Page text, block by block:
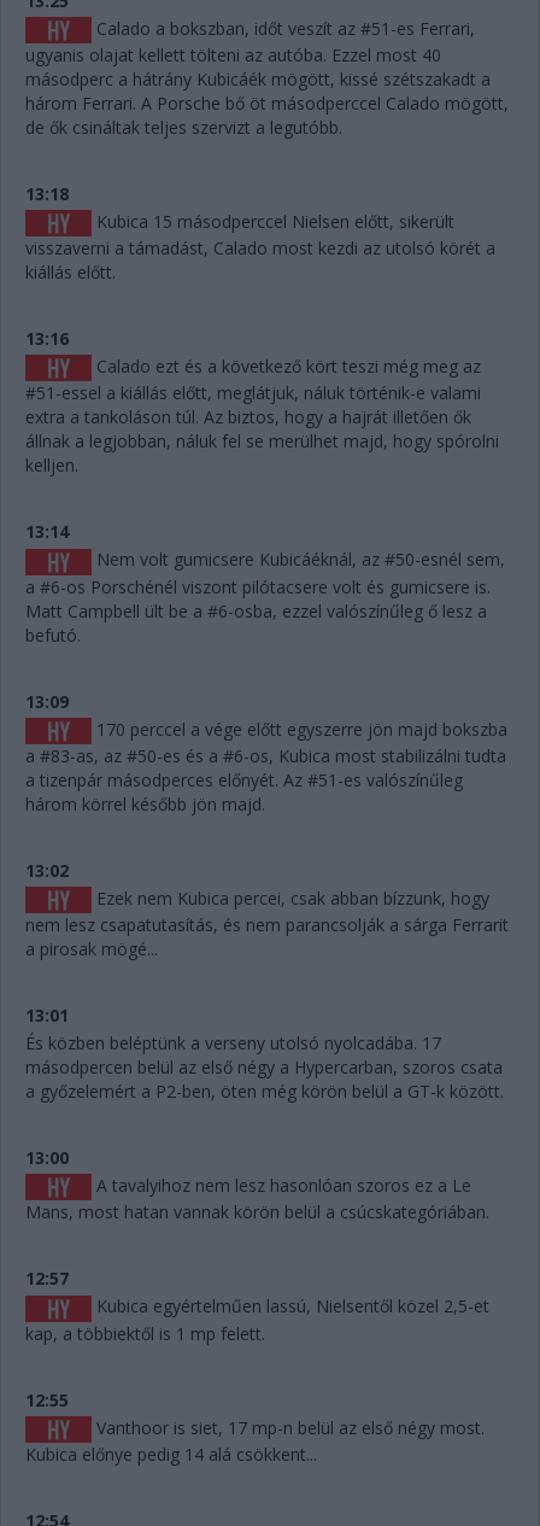
Calado a bokszban, időt veszít az #51-es Ferrari,
ugyanis olajat kellett tölteni az autóba. Ezzel most 40
másodperc a hátrány Kubicáék mögött, kissé szétszakadt a
három Ferrari. A Porsche bő öt másodperccel Calado mögött,
de ők csináltak teljes szervizt a legutóbb.
13:18
Kubica 15 másodperccel Nielsen előtt, sikerült
visszaverni a támadást, Calado most kezdi az utolsó körét a
kiállás előtt.
13:16
Calado ezt és a következő kört teszi még meg az
#51-essel a kiállás előtt, meglátjuk, náluk történik-e valami
extra a tankoláson túl. Az biztos, hogy a hajrát illetően ők
állnak a legjobban, náluk fel se merülhet majd, hogy spórolni
kelljen.
13:14
Nem volt gumicsere Kubicáéknál, az #50-esnél sem,
a #6-os Porschénél viszont pilótacsere volt és gumicsere is.
Matt Campbell ült be a #6-osba, ezzel valószínűleg ő lesz a
befutó.
13:09
170 perccel a vége előtt egyszerre jön majd bokszba
a #83-as, az #50-es és a #6-os, Kubica most stabilizálni tudta
a tizenpár másodperces előnyét. Az #51-es valószínűleg
három körrel később jön majd.
13:02
Ezek nem Kubica percei, csak abban bízzunk, hogy
nem lesz csapatutasítás, és nem parancsolják a sárga Ferrarit
a pirosak mögé...
13:01
És közben beléptünk a verseny utolsó nyolcadába. 17
másodpercen belül az első négy a Hypercarban, szoros csata
a győzelemért a P2-ben, öten még körön belül a GT-k között.
13:00
A tavalyihoz nem lesz hasonlóan szoros ez a Le
Mans, most hatan vannak körön belül a csúcskategóriában.
12:57
Kubica egyértelműen lassú, Nielsentől közel 2,5-et
kap, a többiektől is 1 mp felett.
12:55
Vanthoor is siet, 17 mp-n belül az első négy most.
Kubica előnye pedig 14 alá csökkent...
12:54